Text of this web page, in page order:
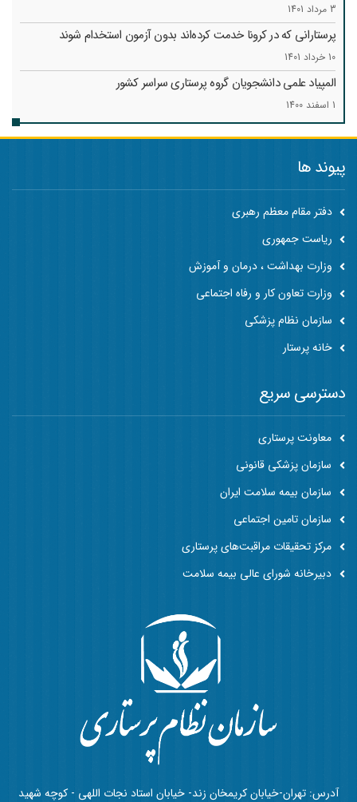
3 مرداد 1401
پرستارانی که در کرونا خدمت کرد‌ه‌اند بدون آزمون استخدام شوند
10 خرداد 1401
المپیاد علمی دانشجویان گروه پرستاری سراسر کشور
1 اسفند 1400
پیوند ها
دفتر مقام معظم رهبری
ریاست جمهوری
وزارت بهداشت ، درمان و آموزش
وزارت تعاون کار و رفاه اجتماعی
سازمان نظام پزشکی
خانه پرستار
آدرس: تهران-خیابان کریمخان زند- خیابان استاد نجات اللهی - کوچه شهید
دسترسی سریع
معاونت پرستاری
سازمان پزشکی قانونی
سازمان بیمه سلامت ایران
سازمان تامین اجتماعی
مرکز تحقیقات مراقبت‌های پرستاری
دبیرخانه شورای عالی بیمه سلامت